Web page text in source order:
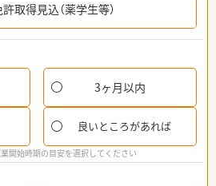
取得見込（薬学生等）
3ヶ月以内
良いところがあれば
開始時期の目安を選択してください